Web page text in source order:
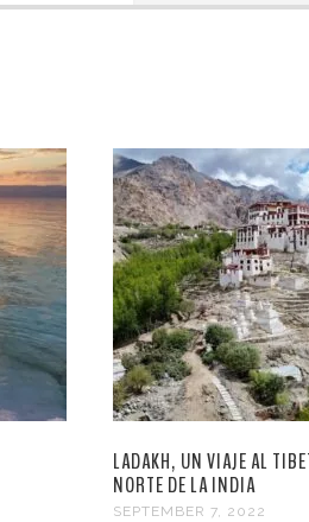
LADAKH, UN VIAJE AL
NORTE DE LA INDIA
SEPTEMBER 7, 2022